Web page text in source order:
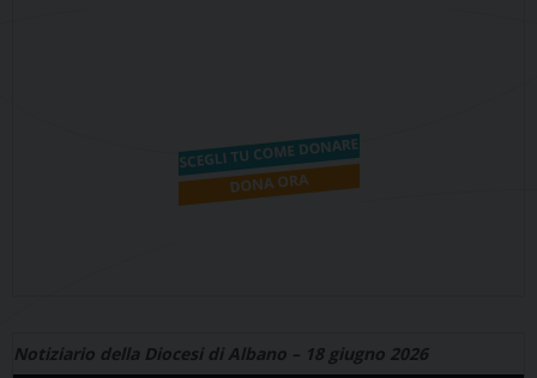
Notiziario della Diocesi di Albano – 18 giugno 2026